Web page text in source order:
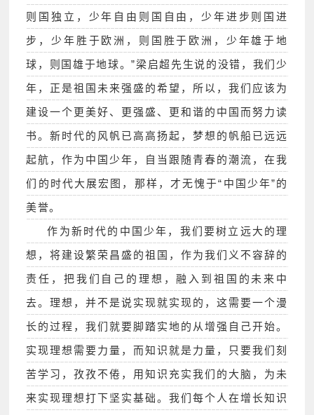
则国独立，少年自由则国自由，少年进步则国进
步，少年胜于欧洲，则国胜于欧洲，少年雄于地
球，则国雄于地球。”梁启超先生说的没错，我们少
年，正是祖国未来强盛的希望，所以，我们应该为
建设一个更美好、更强盛、更和谐的中国而努力读
书。新时代的风帆已高高扬起，梦想的帆船已远远
起航，作为中国少年，自当跟随青春的潮流，在我
们的时代大展宏图，那样，才无愧于“中国少年”的
美誉。
作为新时代的中国少年，我们要树立远大的理
想，将建设繁荣昌盛的祖国，作为我们义不容辞的
责任，把我们自己的理想，融入到祖国的未来中
去。理想，并不是说实现就实现的，这需要一个漫
长的过程，我们就要脚踏实地的从增强自己开始。
实现理想需要力量，而知识就是力量，只要我们刻
苦学习，孜孜不倦，用知识充实我们的大脑，为未
来实现理想打下坚实基础。我们每个人在增长知识